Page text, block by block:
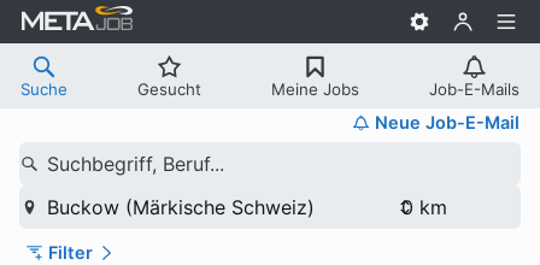
Suche Gesucht Meine Jobs Job-E-Mails
Neue Job-E-Mail
Suchbegriff, Beruf...
Buckow (Märkische Schweiz)
Filter